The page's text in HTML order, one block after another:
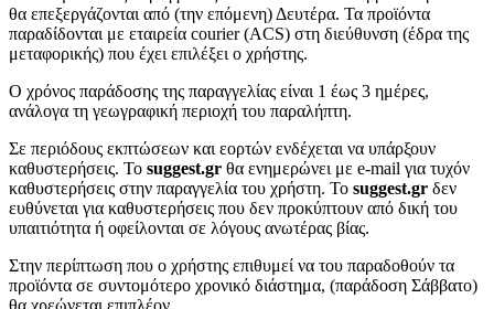
θα επεξεργάζονται από (την επόμενη) Δευτέρα. Τα προϊόντα
παραδίδονται με εταιρεία courier (ACS) στη διεύθυνση (έδρα της
μεταφορικής) που έχει επιλέξει ο χρήστης.
Ο χρόνος παράδοσης της παραγγελίας είναι 1 έως 3 ημέρες,
ανάλογα τη γεωγραφική περιοχή του παραλήπτη.
Σε περιόδους εκπτώσεων και εορτών ενδέχεται να υπάρξουν
καθυστερήσεις. Το suggest.gr θα ενημερώνει με e-mail για τυχόν
καθυστερήσεις στην παραγγελία του χρήστη. Το suggest.gr δεν
ευθύνεται για καθυστερήσεις που δεν προκύπτουν από δική του
υπαιτιότητα ή οφείλονται σε λόγους ανωτέρας βίας.
Στην περίπτωση που ο χρήστης επιθυμεί να του παραδοθούν τα
προϊόντα σε συντομότερο χρονικό διάστημα, (παράδοση Σάββατο)
θα χρεώνεται επιπλέον.